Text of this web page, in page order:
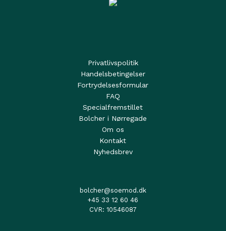
Privatlivspolitik
Handelsbetingelser
Fortrydelsesformular
FAQ
Specialfremstillet
Bolcher i Nørregade
Om os
Kontakt
Nyhedsbrev
bolcher@soemod.dk
+45 33 12 60 46
CVR: 10546087